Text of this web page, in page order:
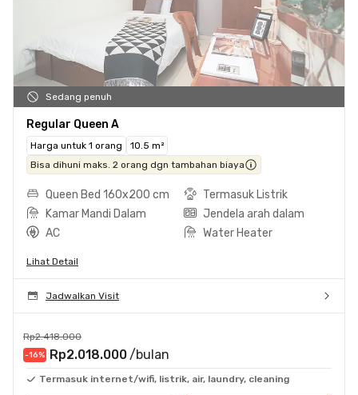
Sedang penuh
Regular Queen A
Harga untuk 1 orang
10.5 m²
Bisa dihuni maks. 2 orang dgn tambahan biaya
Queen Bed 160x200 cm
Termasuk Listrik
Kamar Mandi Dalam
Jendela arah dalam
AC
Water Heater
Lihat Detail
Jadwalkan Visit
Rp2.418.000
-16% Rp2.018.000 /bulan
Termasuk internet/wifi, listrik, air, laundry, cleaning